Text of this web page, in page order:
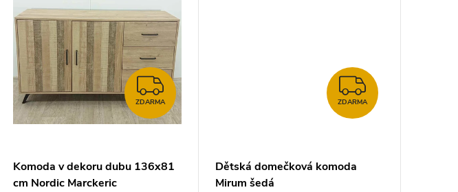
ZDARMA
ZDARMA
Komoda v dekoru dubu 136x81
cm Nordic Marckeric
ZDARMA
ZDARMA
Dětská domečková komoda
Mirum šedá